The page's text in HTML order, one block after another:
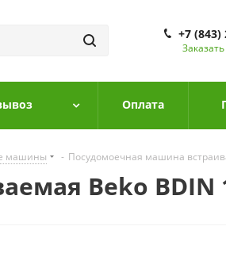
+7 (843)
Оплата
машины - Посудомоечная машина
Beko BDIN